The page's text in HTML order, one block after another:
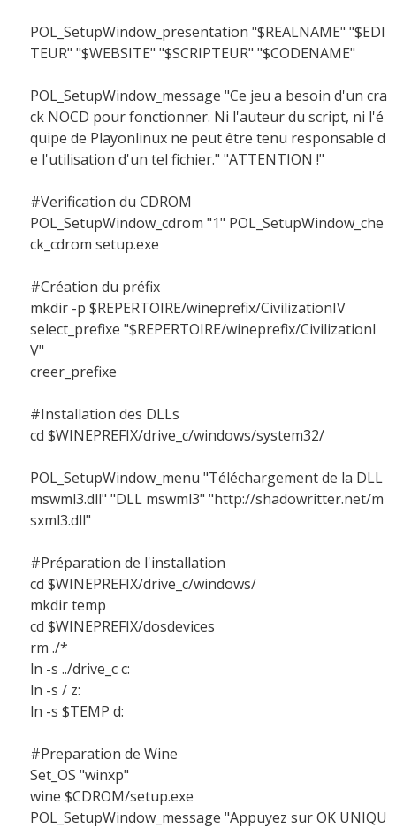
POL_SetupWindow_presentation "$REALNAME" "$EDI
TEUR" "$WEBSITE" "$SCRIPTEUR" "$CODENAME"
POL_SetupWindow_message "Ce jeu a besoin d'un cra
ck NOCD pour fonctionner. Ni l'auteur du script, ni l'é
quipe de Playonlinux ne peut être tenu responsable d
e l'utilisation d'un tel fichier." "ATTENTION !"
#Verification du CDROM
POL_SetupWindow_cdrom "1" POL_SetupWindow_che
ck_cdrom setup.exe
#Création du préfix
mkdir -p $REPERTOIRE/wineprefix/CivilizationIV
select_prefixe "$REPERTOIRE/wineprefix/CivilizationI
V"
creer_prefixe
#Installation des DLLs
cd $WINEPREFIX/drive_c/windows/system32/
POL_SetupWindow_menu "Téléchargement de la DLL
mswml3.dll" "DLL mswml3" "http://shadowritter.net/m
sxml3.dll"
#Préparation de l'installation
cd $WINEPREFIX/drive_c/windows/
mkdir temp
cd $WINEPREFIX/dosdevices
rm ./*
ln -s ../drive_c c:
ln -s / z:
ln -s $TEMP d:
#Preparation de Wine
Set_OS "winxp"
wine $CDROM/setup.exe
POL_SetupWindow_message "Appuyez sur OK UNIQU